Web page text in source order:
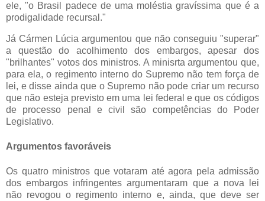
ele, "o Brasil padece de uma moléstia gravíssima que é a
prodigalidade recursal."
Já Cármen Lúcia argumentou que não conseguiu "superar"
a questão do acolhimento dos embargos, apesar dos
"brilhantes" votos dos ministros. A minisrta argumentou que,
para ela, o regimento interno do Supremo não tem força de
lei, e disse ainda que o Supremo não pode criar um recurso
que não esteja previsto em uma lei federal e que os códigos
de processo penal e civil são competências do Poder
Legislativo.
Argumentos favoráveis
Os quatro ministros que votaram até agora pela admissão
dos embargos infringentes argumentaram que a nova lei
não revogou o regimento interno e, ainda, que deve ser